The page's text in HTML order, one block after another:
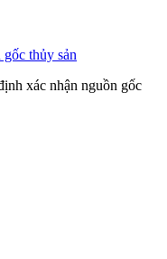
thủy sản
xác nhận nguồn gốc